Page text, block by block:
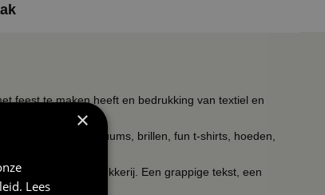
feest te maken heeft en bedrukking van textiel en
kostuums, brillen, fun t-shirts, hoeden,
en keramiekdrukkerij. Een grappige tekst, een
print?
×
. Lees